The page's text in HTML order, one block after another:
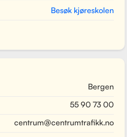
Besøk kjøreskolen
Bergen
55 90 73 00
centrum@centrumtrafikk.no